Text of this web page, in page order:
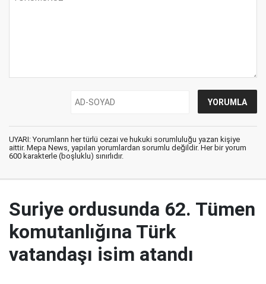
UYARI: Yorumların her türlü cezai ve hukuki sorumluluğu yazan kişiye
aittir. Mepa News, yapılan yorumlardan sorumlu değildir. Her bir yorum
600 karakterle (boşluklu) sınırlıdır.
Suriye ordusunda 62. Tümen
komutanlığına Türk
vatandaşı isim atandı